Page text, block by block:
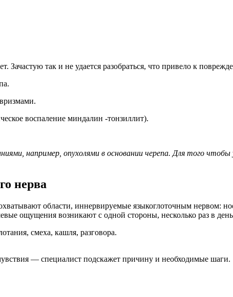
Зачастую так и не удается разобраться, что привело к
воспаление миндалин -тонзиллит).
например, опухолями в основании черепа. Для того
нерва
области, иннервируемые языкоглоточным нервом:
ощущения возникают с одной стороны, несколько раз в
смеха, кашля, разговора.
— специалист подскажет причину и необходимые шаги.